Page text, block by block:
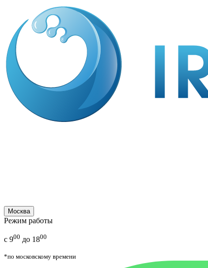
Москва
Режим работы
с 900 до 1800
*по московскому времени